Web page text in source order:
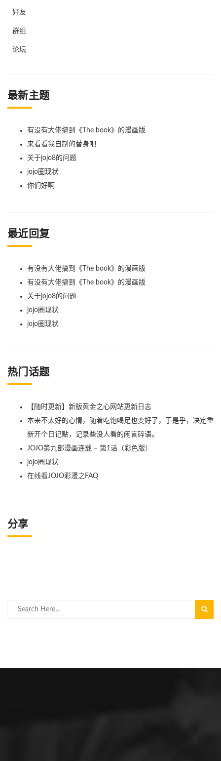
好友
群组
论坛
最新主题
有没有大佬搞到《The book》的漫画版
来看看我自制的替身吧
关于jojo8的问题
jojo圈现状
你们好啊
最近回复
有没有大佬搞到《The book》的漫画版
有没有大佬搞到《The book》的漫画版
关于jojo8的问题
jojo圈现状
jojo圈现状
热门话题
【随时更新】新版黄金之心网站更新日志
本来不太好的心情，随着吃饱喝足也变好了，于是乎，决定重
新开个日记贴，记录些没人看的闲言碎语。
JOJO第九部漫画连载 – 第1话（彩色版）
jojo圈现状
在线看JOJO彩漫之FAQ
分享